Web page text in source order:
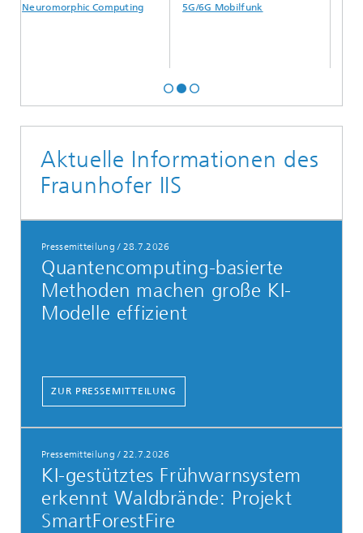
Computing 5G/6G Mobilfunk
Aktuelle Informationen des
Fraunhofer IIS
Pressemitteilung / 28.7.2026
Quantencomputing-basierte
Methoden machen große KI-
Modelle effizient
ZUR PRESSEMITTEILUNG
Pressemitteilung / 22.7.2026
KI-gestütztes Frühwarnsystem
erkennt Waldbrände: Projekt
SmartForestFire